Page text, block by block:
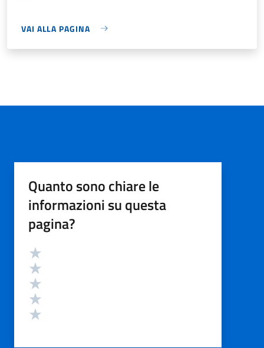
VAI ALLA PAGINA
Quanto sono chiare le
informazioni su questa
pagina?
Valutazione